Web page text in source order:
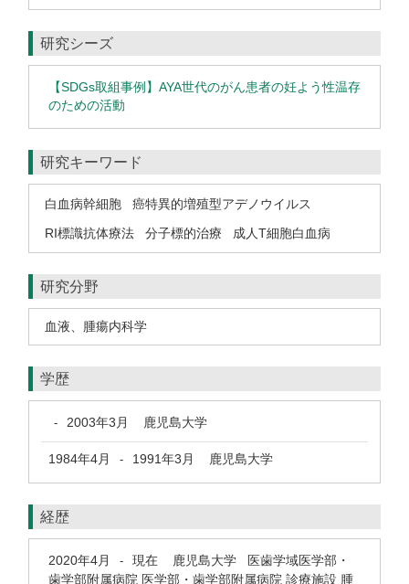
研究シーズ
【SDGs取組事例】AYA世代のがん患者の妊よう性温存
のための活動
研究キーワード
白血病幹細胞
癌特異的増殖型アデノウイルス
RI標識抗体療法
分子標的治療 成人T細胞白血病
研究分野
血液、腫瘍内科学
学歴
- 2003年3月 鹿児島大学
1984年4月 - 1991年3月 鹿児島大学
経歴
2020年4月 - 現在 鹿児島大学 医歯学域医学部・
歯学部附属病院 医学部・歯学部附属病院 診療施設 腫